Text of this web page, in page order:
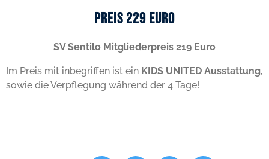
Preis 229 Euro
SV Sentilo Mitgliederpreis 219 Euro
Im Preis mit inbegriffen ist ein KIDS UNITED Ausstattung,
sowie die Verpflegung während der 4 Tage!